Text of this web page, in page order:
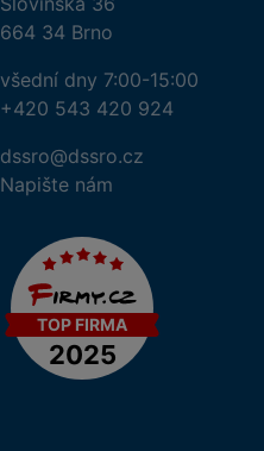
664 34 Brno
všední dny 7:00-15:00
+420 543 420 924
dssro@dssro.cz
Napište nám